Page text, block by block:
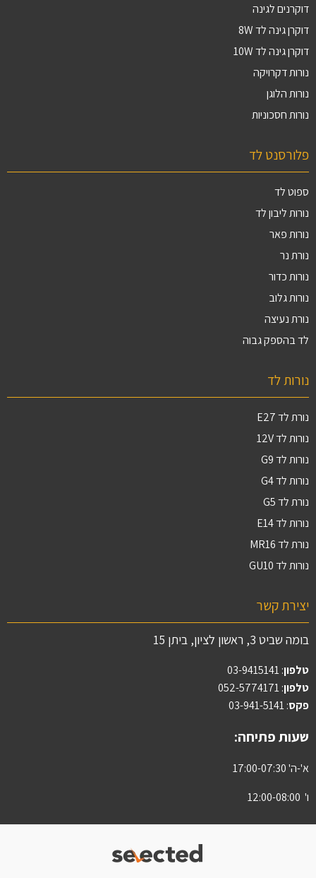
דוקרנים לגינה
דוקרן גינה לד 8W
דוקרן גינה לד 10W
נורות דקרויקה
נורות הלוגן
נורות חסכוניות
פלורסנט לד
ספוט לד
נורות ליבון לד
נורות פאר
נורת נר
נורות כדור
נורות גלוב
נורת נעיצה
לד בהספק גבוה
נורות לד
נורת לד E27
נורות לד 12V
נורות לד G9
נורות לד G4
נורת לד G5
נורות לד E14
נורת לד MR16
נורות לד GU10
יצירת קשר
בומה שביט 3, ראשון לציון, ביתן 15
טלפון:
03-9415141
טלפון: 052-5774171
פקס: 03-941-5141
שעות פתיחה:
א'-ה' 17:00-07:30
ו' 12:00-08:00